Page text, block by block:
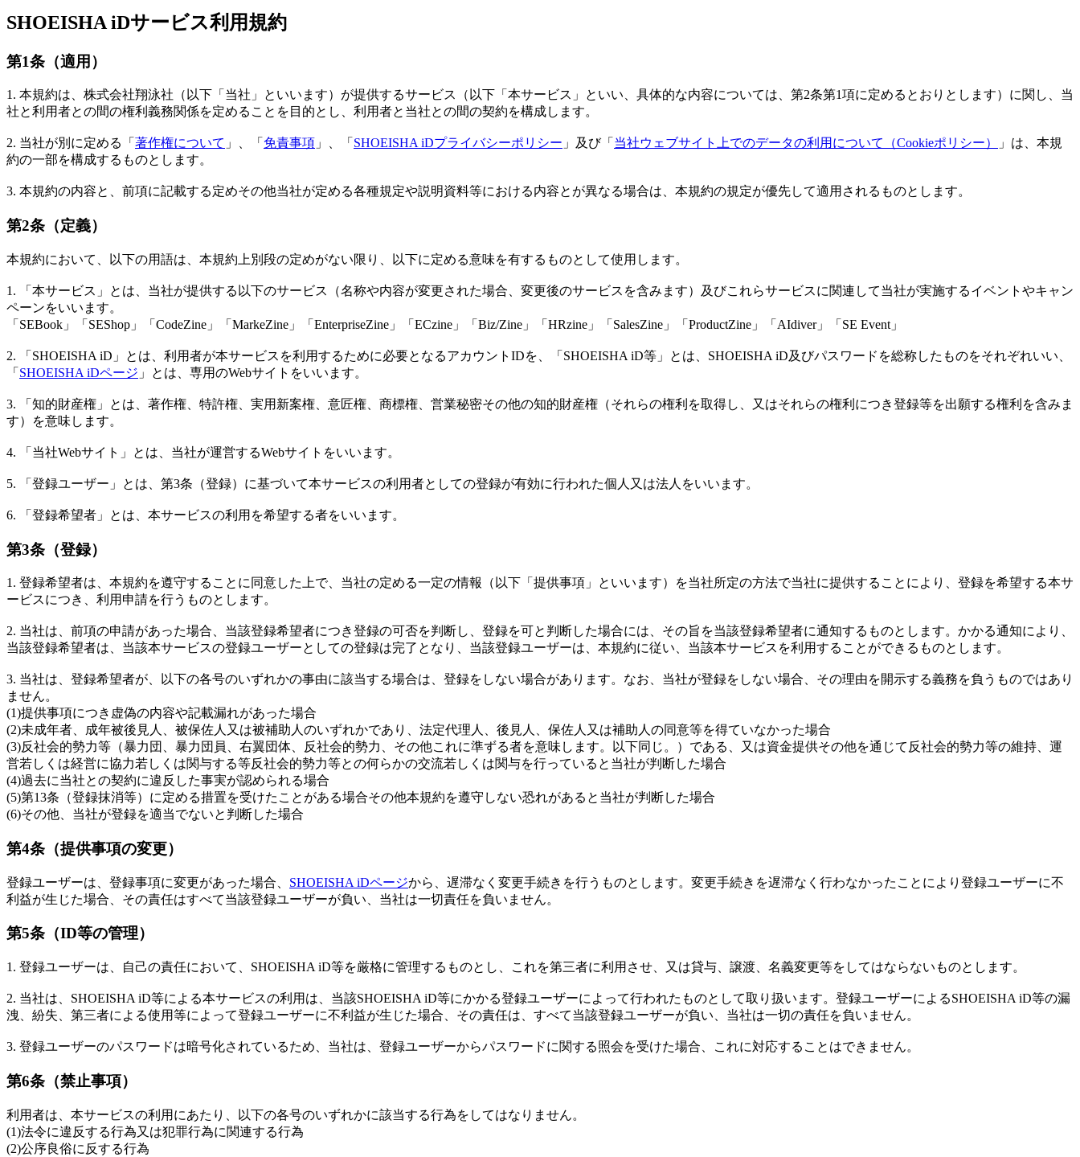
SHOEISHA iDサービス利用規約
第1条（適用）
1. 本規約は、株式会社翔泳社（以下「当社」といいます）が提供するサービス（以下「本サービス」といい、具体的な内容については、第2条第1項に定めるとおりとします）に関し、当
社と利用者との間の権利義務関係を定めることを目的とし、利用者と当社との間の契約を構成します。
2. 当社が別に定める「 著作権について 」、「 免責事項 」、「 SHOEISHA iDプライバシーポリシー 」及び「 当社ウェブサイト上でのデータの利用について（Cookieポリシー）
」は、本規
約の一部を構成するものとします。
3. 本規約の内容と、前項に記載する定めその他当社が定める各種規定や説明資料等における内容とが異なる場合は、本規約の規定が優先して適用されるものとします。
第2条（定義）
本規約において、以下の用語は、本規約上別段の定めがない限り、以下に定める意味を有するものとして使用します。
1. 「本サービス」とは、当社が提供する以下のサービス（名称や内容が変更された場合、変更後のサービスを含みます）及びこれらサービスに関連して当社が実施するイベントやキャン
ペーンをいいます。
「SEBook」「SEShop」「CodeZine」「MarkeZine」「EnterpriseZine」「ECzine」「Biz/Zine」「HRzine」「SalesZine」「ProductZine」「AIdiver」「SE Event」
2. 「SHOEISHA iD」とは、利用者が本サービスを利用するために必要となるアカウントIDを、「SHOEISHA iD等」とは、SHOEISHA iD及びパスワードを総称したものをそれぞれいい、
「 SHOEISHA iDページ 」とは、専用のWebサイトをいいます。
3. 「知的財産権」とは、著作権、特許権、実用新案権、意匠権、商標権、営業秘密その他の知的財産権（それらの権利を取得し、又はそれらの権利につき登録等を出願する権利を含みま
す）を意味します。
4. 「当社Webサイト」とは、当社が運営するWebサイトをいいます。
5. 「登録ユーザー」とは、第3条（登録）に基づいて本サービスの利用者としての登録が有効に行われた個人又は法人をいいます。
6. 「登録希望者」とは、本サービスの利用を希望する者をいいます。
第3条（登録）
1. 登録希望者は、本規約を遵守することに同意した上で、当社の定める一定の情報（以下「提供事項」といいます）を当社所定の方法で当社に提供することにより、登録を希望する本サ
ービスにつき、利用申請を行うものとします。
2. 当社は、前項の申請があった場合、当該登録希望者につき登録の可否を判断し、登録を可と判断した場合には、その旨を当該登録希望者に通知するものとします。かかる通知により、
当該登録希望者は、当該本サービスの登録ユーザーとしての登録は完了となり、当該登録ユーザーは、本規約に従い、当該本サービスを利用することができるものとします。
3. 当社は、登録希望者が、以下の各号のいずれかの事由に該当する場合は、登録をしない場合があります。なお、当社が登録をしない場合、その理由を開示する義務を負うものではあり
ません。
(1)提供事項につき虚偽の内容や記載漏れがあった場合
(2)未成年者、成年被後見人、被保佐人又は被補助人のいずれかであり、法定代理人、後見人、保佐人又は補助人の同意等を得ていなかった場合
(3)反社会的勢力等（暴力団、暴力団員、右翼団体、反社会的勢力、その他これに準ずる者を意味します。以下同じ。）である、又は資金提供その他を通じて反社会的勢力等の維持、運
営若しくは経営に協力若しくは関与する等反社会的勢力等との何らかの交流若しくは関与を行っていると当社が判断した場合
(4)過去に当社との契約に違反した事実が認められる場合
(5)第13条（登録抹消等）に定める措置を受けたことがある場合その他本規約を遵守しない恐れがあると当社が判断した場合
(6)その他、当社が登録を適当でないと判断した場合
第4条（提供事項の変更）
登録ユーザーは、登録事項に変更があった場合、 SHOEISHA iDページから、遅滞なく変更手続きを行うものとします。変更手続きを遅滞なく行わなかったことにより登録ユーザーに不
利益が生じた場合、その責任はすべて当該登録ユーザーが負い、当社は一切責任を負いません。
第5条（ID等の管理）
1. 登録ユーザーは、自己の責任において、SHOEISHA iD等を厳格に管理するものとし、これを第三者に利用させ、又は貸与、譲渡、名義変更等をしてはならないものとします。
2. 当社は、SHOEISHA iD等による本サービスの利用は、当該SHOEISHA iD等にかかる登録ユーザーによって行われたものとして取り扱います。登録ユーザーによるSHOEISHA iD等の漏
洩、紛失、第三者による使用等によって登録ユーザーに不利益が生じた場合、その責任は、すべて当該登録ユーザーが負い、当社は一切の責任を負いません。
3. 登録ユーザーのパスワードは暗号化されているため、当社は、登録ユーザーからパスワードに関する照会を受けた場合、これに対応することはできません。
第6条（禁止事項）
利用者は、本サービスの利用にあたり、以下の各号のいずれかに該当する行為をしてはなりません。
(1)法令に違反する行為又は犯罪行為に関連する行為
(2)公序良俗に反する行為